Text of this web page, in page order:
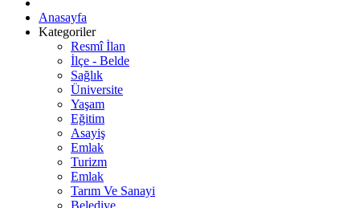
Anasayfa
Kategoriler
Resmî İlan
İlçe - Belde
Sağlık
Üniversite
Yaşam
Eğitim
Asayiş
Emlak
Turizm
Emlak
Tarım Ve Sanayi